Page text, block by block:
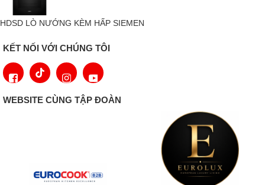
Vẻ ngoài đặc trưng của Gaggenau có phần kính toàn phần nằm
kiêu hãnh trên bề mặt. Nhấn màn hình cảm ứng TFT để mở cửa
không tay nắm 180º.
HDSD LÒ NƯỚNG KÈM HẤP SIEMEN
KẾT NỐI VỚI CHÚNG TÔI
WEBSITE CÙNG TẬP ĐOÀN